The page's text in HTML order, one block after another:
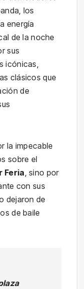
los
energía
de la noche
sus
icónicas,
clásicos que
de
la impecable
sobre el
Feria , sino por
con sus
dejaron de
de baile